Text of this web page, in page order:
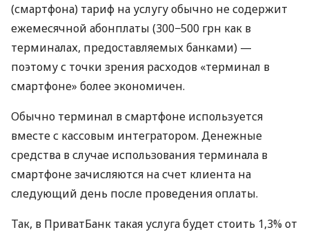
(смартфона) тариф на услугу обычно не содержит
ежемесячной абонплаты (300−500 грн как в
терминалах, предоставляемых банками) —
поэтому с точки зрения расходов «терминал в
смартфоне» более экономичен.
Обычно терминал в смартфоне используется
вместе с кассовым интегратором. Денежные
средства в случае использования терминала в
смартфоне зачисляются на счет клиента на
следующий день после проведения оплаты.
Так, в ПриватБанк такая услуга будет стоить 1,3% от